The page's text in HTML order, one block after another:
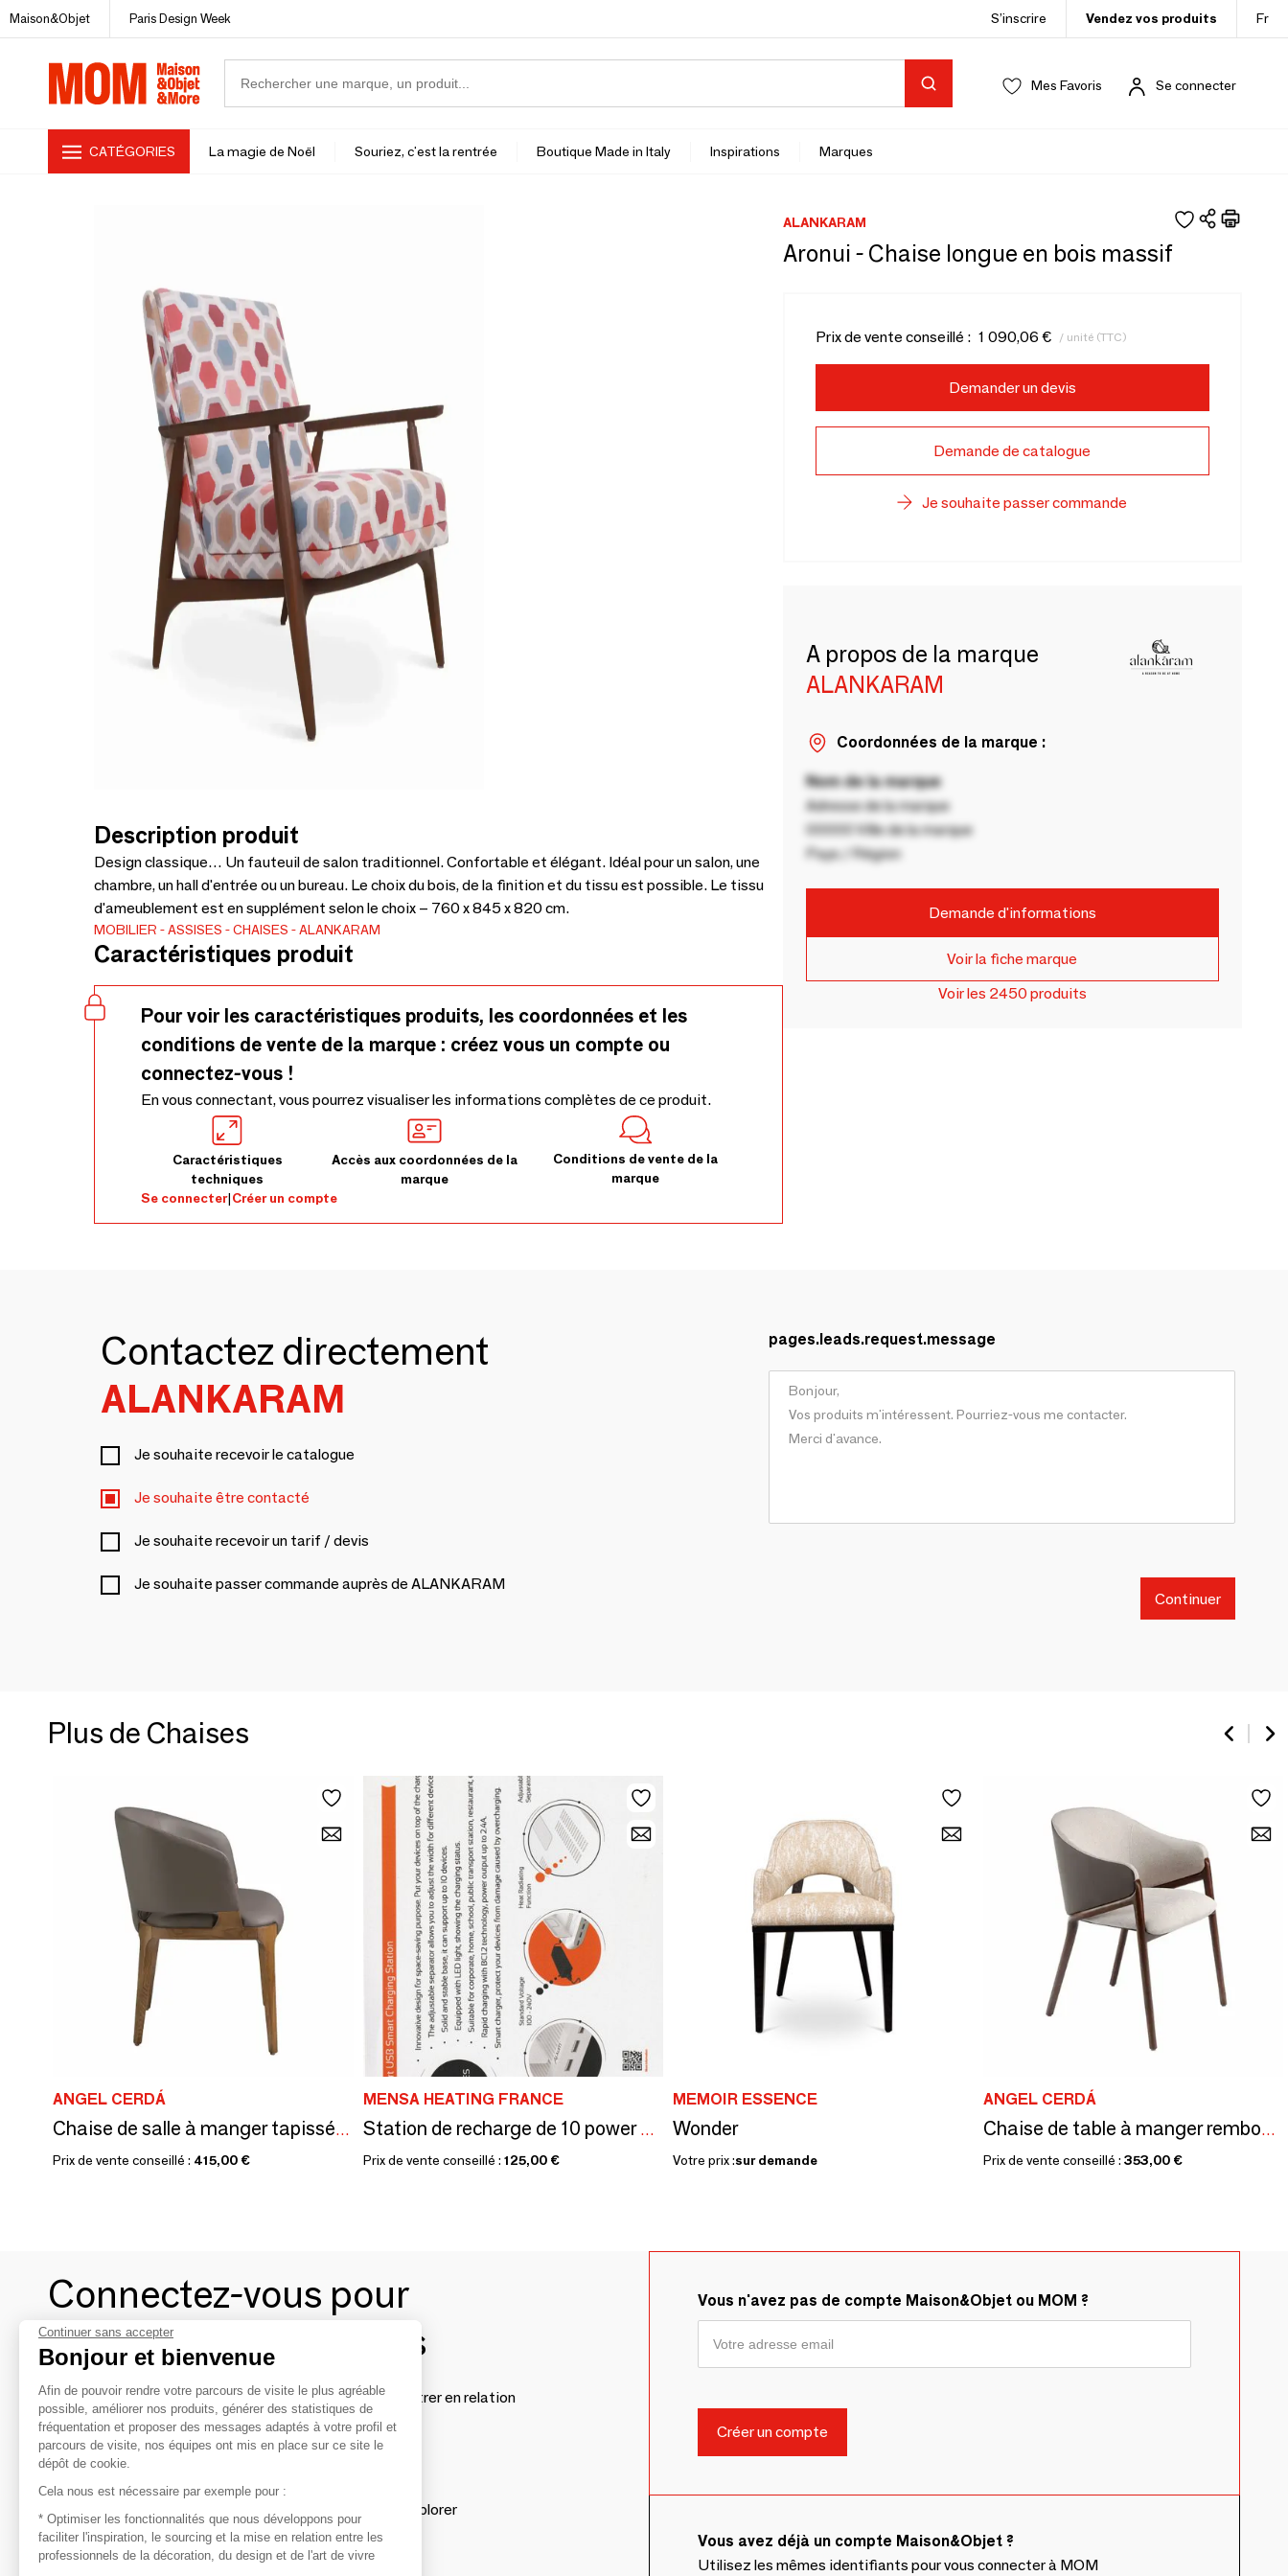
Maison&Objet Paris Design Week S’inscrire Vendez vos produits Fr
Mes Favoris Se connecter
CATÉGORIES La magie de Noël Souriez, c'est la rentrée Boutique Made in Italy Inspirations Marques
Description produit
Design classique… Un fauteuil de salon traditionnel. Confortable et élégant. Idéal pour un salon, une
chambre, un hall d'entrée ou un bureau. Le choix du bois, de la finition et du tissu est possible. Le tissu
d'ameublement est en supplément selon le choix – 760 x 845 x 820 cm.
MOBILIER ASSISES CHAISES ALANKARAM
Caractéristiques produit
Pour voir les caractéristiques produits, les coordonnées et les
conditions de vente de la marque : créez vous un compte ou
connectez-vous !
En vous connectant, vous pourrez visualiser les informations complètes de ce produit.
Caractéristiques
techniques
Accès aux coordonnées de la
marque
Conditions de vente de la
marque
Se connecter|Créer un compte
ALANKARAM
Aronui - Chaise longue en bois massif
Prix de vente conseillé : 1 090,06 € / unité (TTC)
Demander un devis
Demande de catalogue
Je souhaite passer commande
A propos de la marque
ALANKARAM
Coordonnées de la marque :
Nom de la marque
Adresse de la marque
00000 Ville de la marque
Pays / Région
Demande d'informations
Voir la fiche marque
Voir les 2450 produits
Contactez directement
ALANKARAM
Je souhaite recevoir le catalogue
Je souhaite être contacté
Je souhaite recevoir un tarif / devis
Je souhaite passer commande auprès de ALANKARAM
pages.leads.request.message
Continuer
Plus de Chaises
ANGEL CERDÁ
Chaise de salle à manger tapissée en similicuir et cadre en frêne couleur noyer
Prix de vente conseillé : 415,00 €
MENSA HEATING FRANCE
Station de recharge de 10 power bank NATES
Prix de vente conseillé : 125,00 €
MEMOIR ESSENCE
Wonder
Votre prix :sur demande
ANGEL CERDÁ
Chaise de table à manger rembourrée en tissu et simili cuir
Prix de vente conseillé : 353,00 €
Connectez-vous pour
contacter les marques
Afin de profiter au mieux de l'expérience MOM et de rentrer en relation
avec vos marques préférées, créez-vous un compte.
Découvrir
Les produits de milliers de fournisseurs à explorer
S'inspirer
Vous n'avez pas de compte Maison&Objet ou MOM ?
Vous avez déjà un compte Maison&Objet ?
Utilisez les mêmes identifiants pour vous connecter à MOM
Continuer sans accepter
Bonjour et bienvenue
Afin de pouvoir rendre votre parcours de visite le plus agréable
possible, améliorer nos produits, générer des statistiques de
fréquentation et proposer des messages adaptés à votre profil et
parcours de visite, nos équipes ont mis en place sur ce site le
dépôt de cookie.
Cela nous est nécessaire par exemple pour :
* Optimiser les fonctionnalités que nous développons pour
faciliter l'inspiration, le sourcing et la mise en relation entre les
professionnels de la décoration, du design et de l'art de vivre